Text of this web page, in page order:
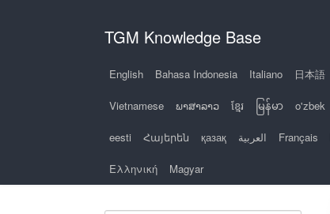
TGM Knowledge Base
English Bahasa Indonesia Italiano 日本語
Vietnamese ພາສາລາວ ខ្មែរ မြန်မာ o'zbek
eesti Հայերեն қазақ العربية Français
Ελληνική Magyar